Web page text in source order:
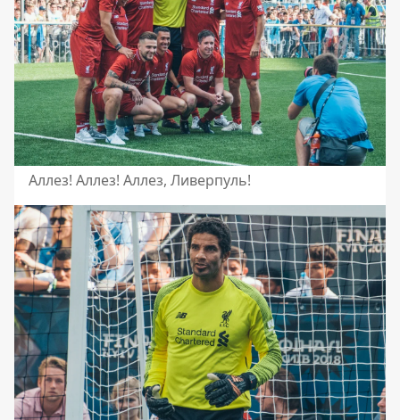
Аллез! Аллез! Аллез, Ливерпуль!